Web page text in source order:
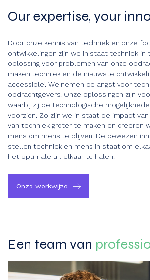
Our expertise, your
Door onze kennis van techniek en onze
ontwikkelingen zijn we in staat techniek in
oplossing voor problemen van onze
maken techniek en de nieuwste
accessible’. We nemen de angst voor
opdrachtgevers. Onze oplossingen zijn
waarbij zij de technologische
voorzien. Zo zijn we in staat de impact
van techniek groter te maken en creëren
mens om mens te blijven. De bewezen
stellen techniek en mens in staat om
het optimale uit elkaar te halen.
Onze werkwijze
Een team van